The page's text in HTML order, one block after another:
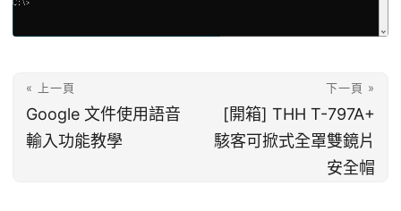
« 上一頁
Google 文件使用語音
輸入功能教學
下一頁 »
[開箱] THH T-797A+
駭客可掀式全罩雙鏡片
安全帽